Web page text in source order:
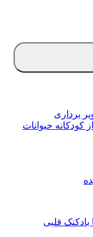
برداری
کودکانه حیوانات